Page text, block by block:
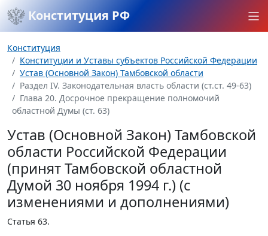
Конституция РФ
Конституция
Конституции и Уставы субъектов Российской Федерации
Устав (Основной Закон) Тамбовской области
Раздел IV. Законодательная власть области (ст.ст. 49-63)
Глава 20. Досрочное прекращение полномочий
областной Думы (ст. 63)
Устав (Основной Закон) Тамбовской
области Российской Федерации
(принят Тамбовской областной
Думой 30 ноября 1994 г.) (с
изменениями и дополнениями)
Статья 63.